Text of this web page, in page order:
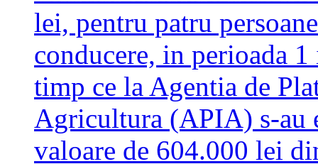
lei, pentru patru
conducere, in perioada
timp ce la Agentia de
Agricultura (APIA) s-au
valoare de 604.000 lei